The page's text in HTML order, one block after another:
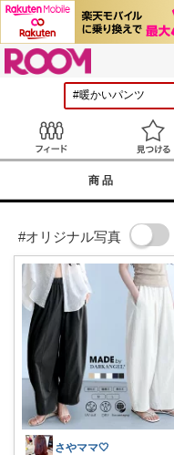
商品
#オリジナル写真
さやママ🤍